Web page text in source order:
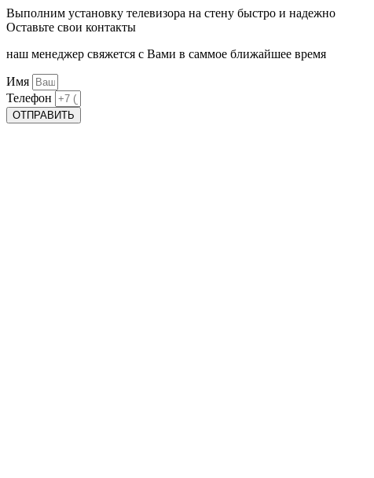
Выполним установку телевизора на стену быстро и надежно
Оставьте свои контакты
наш менеджер свяжется с Вами в саммое ближайшее время
Имя
Телефон
ОТПРАВИТЬ